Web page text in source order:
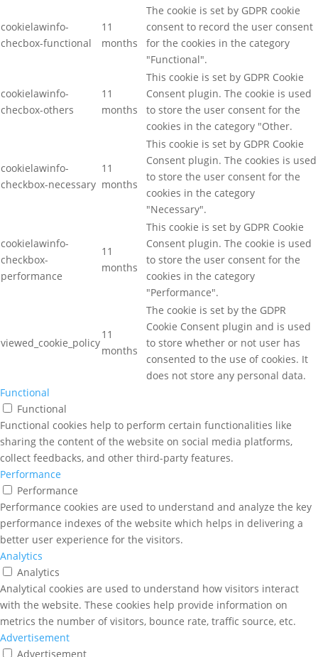
cookielawinfo-
checbox-functional
11
months
The cookie is set by GDPR cookie
consent to record the user consent
for the cookies in the category
"Functional".
cookielawinfo-
checbox-others
11
months
This cookie is set by GDPR Cookie
Consent plugin. The cookie is used
to store the user consent for the
cookies in the category "Other.
cookielawinfo-
checkbox-necessary
11
months
This cookie is set by GDPR Cookie
Consent plugin. The cookies is used
to store the user consent for the
cookies in the category
"Necessary".
cookielawinfo-
checkbox-
performance
11
months
This cookie is set by GDPR Cookie
Consent plugin. The cookie is used
to store the user consent for the
cookies in the category
"Performance".
viewed_cookie_policy
11
months
The cookie is set by the GDPR
Cookie Consent plugin and is used
to store whether or not user has
consented to the use of cookies. It
does not store any personal data.
Functional
Functional
Functional cookies help to perform certain functionalities like
sharing the content of the website on social media platforms,
collect feedbacks, and other third-party features.
Performance
Performance
Performance cookies are used to understand and analyze the key
performance indexes of the website which helps in delivering a
better user experience for the visitors.
Analytics
Analytics
Analytical cookies are used to understand how visitors interact
with the website. These cookies help provide information on
metrics the number of visitors, bounce rate, traffic source, etc.
Advertisement
Advertisement